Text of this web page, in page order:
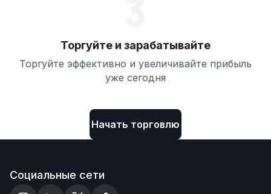
Торгуйте и зарабатывайте
Торгуйте эффективно и увеличивайте прибыль
уже сегодня
Начать торговлю
Социальные сети